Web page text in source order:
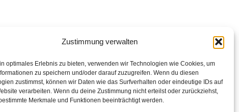
Zustimmung verwalten
optimales Erlebnis zu bieten, verwenden wir Technologien wie Cookies, um
zu speichern und/oder darauf zuzugreifen. Wenn du diesen
zustimmst, können wir Daten wie das Surfverhalten oder eindeutige IDs auf
verarbeiten. Wenn du deine Zustimmung nicht erteilst oder zurückziehst,
Merkmale und Funktionen beeinträchtigt werden.